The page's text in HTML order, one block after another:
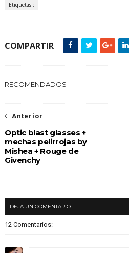
Etiquetas :
COMPARTIR
RECOMENDADOS
Anterior
Optic blast glasses +
mechas pelirrojas by
Mishea + Rouge de
Givenchy
DEJA UN COMENTARIO
12 Comentarios: